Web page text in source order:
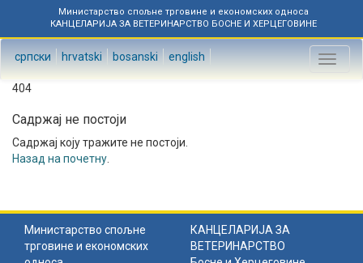
Министарство спољне трговине и економских односа
КАНЦЕЛАРИЈА ЗА ВЕТЕРИНАРСТВО БОСНЕ И ХЕРЦЕГОВИНЕ
српски hrvatski bosanski english
Toggle
404
Садржај не постоји
Садржај коју тражите не постоји.
Назад на почетну
Министарство спољне
трговине и економских
КАНЦЕЛАРИЈА ЗА
ВЕТЕРИНАРСТВО